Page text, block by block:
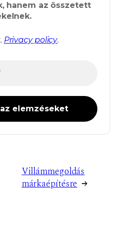
hanem az összetett
Privacy policy.
Villámmegoldás
márkaépítésre →